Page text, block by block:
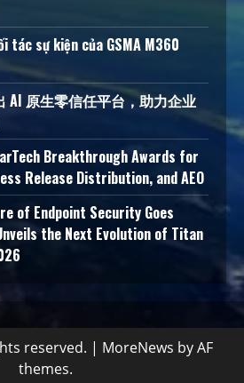
tác sự kiện của GSMA M360
AI 原生零信任平台，助力企业
Breakthrough Awards for
Release Distribution, and AEO
of Endpoint Security Goes
the Next Evolution of Titan
reserved. | MoreNews by AF
themes.